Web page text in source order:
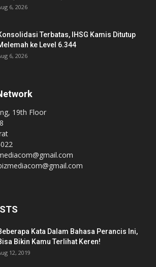
6, 2026
Terbatas, IHSG Kamis Ditutup
ke Level 6.344
6, 2026
19th Floor
Kata Dalam Bahasa Perancis Ini,
Bikin Kamu Terlihat Keren!
12, 2019